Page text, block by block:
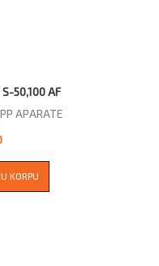
S-50,100 AF
APARATE